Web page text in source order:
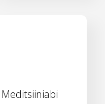
Meditsiiniabi